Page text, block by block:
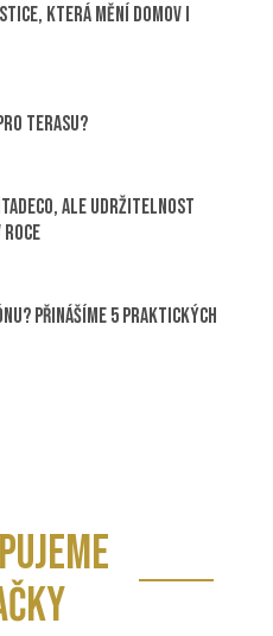
která mění domov i
terasu?
ale udržitelnost
roce
Přinášíme 5 praktických